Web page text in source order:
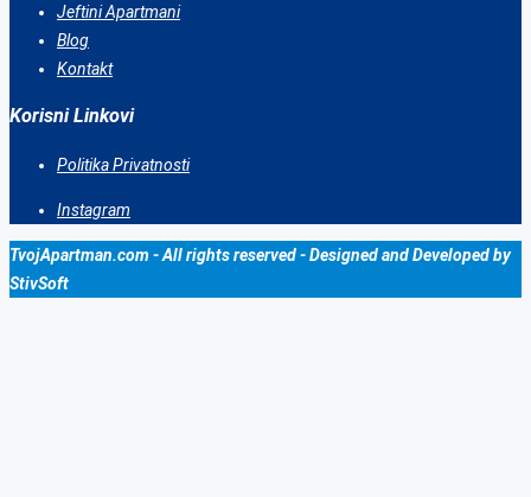
Jeftini Apartmani
Blog
Kontakt
Korisni Linkovi
Politika Privatnosti
Instagram
TvojApartman.com - All rights reserved - Designed and Developed by
StivSoft